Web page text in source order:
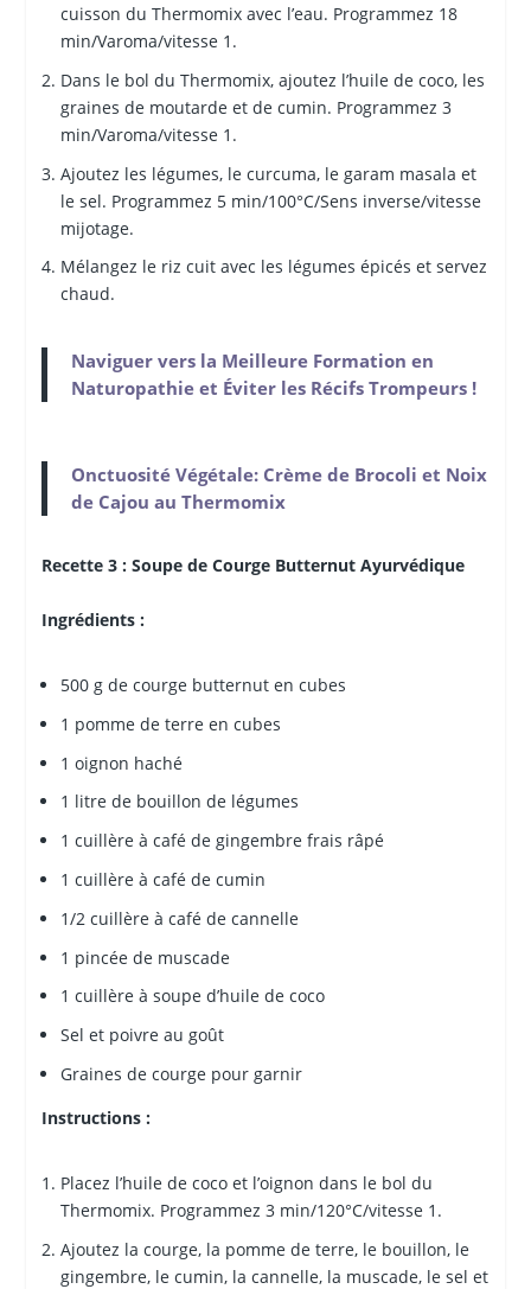
cuisson du Thermomix avec l’eau. Programmez 18
min/Varoma/vitesse 1.
Dans le bol du Thermomix, ajoutez l’huile de coco, les
graines de moutarde et de cumin. Programmez 3
min/Varoma/vitesse 1.
Ajoutez les légumes, le curcuma, le garam masala et
le sel. Programmez 5 min/100°C/Sens inverse/vitesse
mijotage.
Mélangez le riz cuit avec les légumes épicés et servez
chaud.
Naviguer vers la Meilleure Formation en
Naturopathie et Éviter les Récifs Trompeurs !
Onctuosité Végétale: Crème de Brocoli et Noix
de Cajou au Thermomix
Recette 3 : Soupe de Courge Butternut Ayurvédique
Ingrédients :
500 g de courge butternut en cubes
1 pomme de terre en cubes
1 oignon haché
1 litre de bouillon de légumes
1 cuillère à café de gingembre frais râpé
1 cuillère à café de cumin
1/2 cuillère à café de cannelle
1 pincée de muscade
1 cuillère à soupe d’huile de coco
Sel et poivre au goût
Graines de courge pour garnir
Instructions :
Placez l’huile de coco et l’oignon dans le bol du
Thermomix. Programmez 3 min/120°C/vitesse 1.
Ajoutez la courge, la pomme de terre, le bouillon, le
gingembre, le cumin, la cannelle, la muscade, le sel et